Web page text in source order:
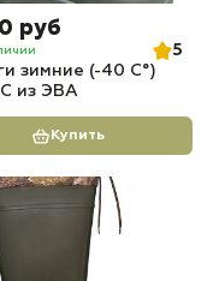
руб
5
зимние (-40 С°)
из ЭВА
Купить